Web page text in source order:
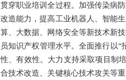
贯穿职业培训全过程。加强传染病
改造能力，提高工业机器人、智能
算、大数据、网络安全等新技术新
员知识产权管理水平。全面推行以
性、有效性。大力支持采取项目制
合技术改造、关键核心技术攻关等